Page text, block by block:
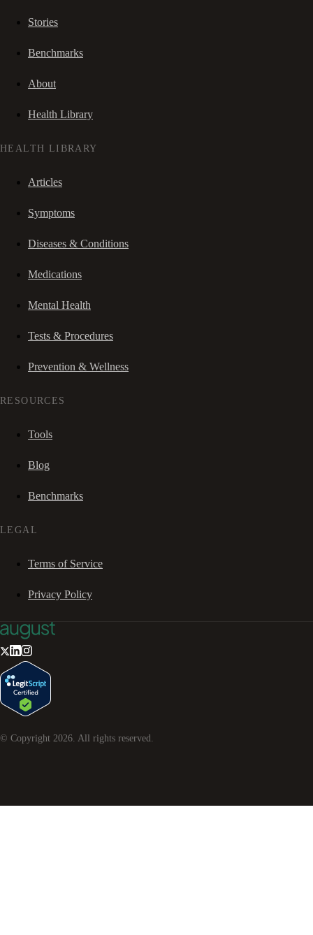
Stories
Benchmarks
About
Health Library
HEALTH LIBRARY
Articles
Symptoms
Diseases & Conditions
Medications
Mental Health
Tests & Procedures
Prevention & Wellness
RESOURCES
Tools
Blog
Benchmarks
LEGAL
Terms of Service
Privacy Policy
© Copyright 2026. All rights reserved.